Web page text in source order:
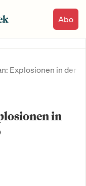
Abo
Explosionen in der
in